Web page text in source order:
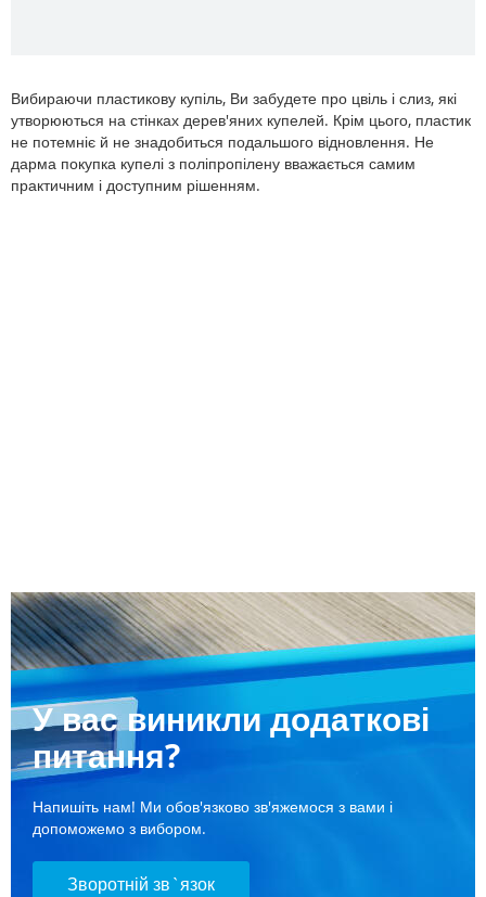
Вибираючи пластикову купіль, Ви забудете про цвіль і слиз, які
утворюються на стінках дерев'яних купелей. Крім цього, пластик
не потемніє й не знадобиться подальшого відновлення. Не
дарма покупка купелі з поліпропілену вважається самим
практичним і доступним рішенням.
У вас виникли додаткові
питання?
Напишіть нам! Ми обов'язково зв'яжемося з вами і
допоможемо з вибором.
Зворотній зв`язок